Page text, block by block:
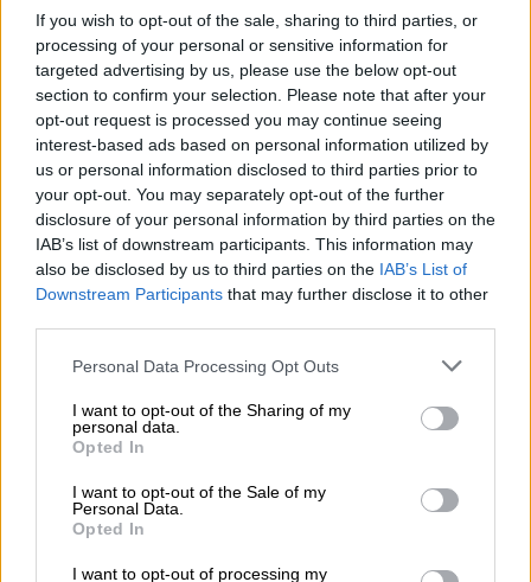
If you wish to opt-out of the sale, sharing to third parties, or
processing of your personal or sensitive information for
targeted advertising by us, please use the below opt-out
section to confirm your selection. Please note that after your
opt-out request is processed you may continue seeing
interest-based ads based on personal information utilized by
us or personal information disclosed to third parties prior to
your opt-out. You may separately opt-out of the further
disclosure of your personal information by third parties on the
IAB’s list of downstream participants. This information may
also be disclosed by us to third parties on the IAB’s List of
Downstream Participants that may further disclose it to other
Please note that this website/app uses one or more Google
not limited to your visit or usage behaviour. You may click to
grant or deny consent to Google and its third-party tags to
use your data for below specified purposes in below Google
consent section.
Personal Data Processing Opt Outs
I want to opt-out of the Sharing of my
personal data.
Opted In
I want to opt-out of the Sale of my
Personal Data.
Opted In
I want to opt-out of processing my
Η Ελισάβετ Κωνσταντινίδου θα υποδυθεί
την Ηγουμένη Μαρία στη νέα θεϊκή κωμωδία
του Alpha «Φόνοι Στο Καμπαναριό»
Τηλεόραση|02.08.2023 18:05
Φόνοι στο Καμπαναριό: Ξεκίνησαν τα
γυρίσματα της ξεκαρδιστικής